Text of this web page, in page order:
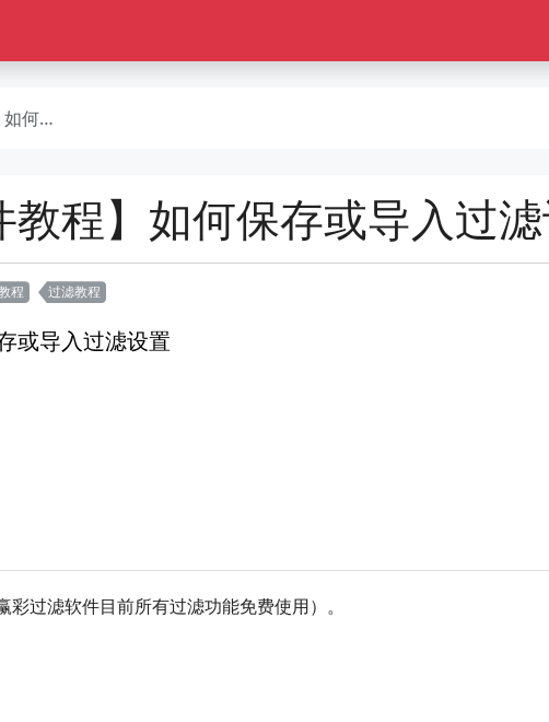
滤设置
教程】如何保存或导入过
程 过滤教程
或导入过滤设置
彩过滤软件目前所有过滤功能免费使用）。